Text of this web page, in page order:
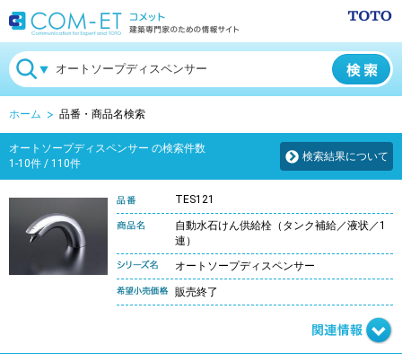
ホーム 品番・商品名検索
オートソープディスペンサー の検索件数
1-10件 / 110件
検索結果について
TES121
自動水石けん供給栓（タンク補給／液状／1
連）
オートソープディスペンサー
販売終了